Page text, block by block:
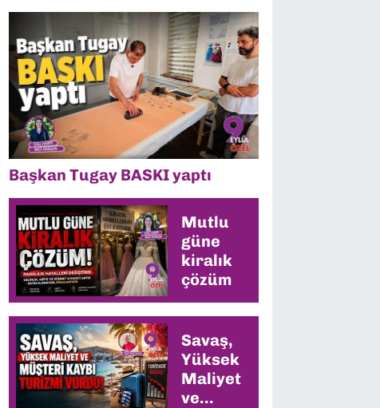
Başkan Tugay BASKI yaptı
Mutlu
güne
kiralık
çözüm
Savaş,
Yüksek
Maliyet
ve